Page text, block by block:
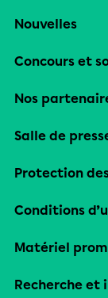
Nouvelles
Concours et
Nos
Salle de
Protection
Conditions
Matériel
Recherche et